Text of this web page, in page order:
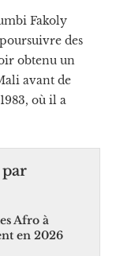
Fakoly
des
obtenu un
avant de
où il a
Afro à
en 2026